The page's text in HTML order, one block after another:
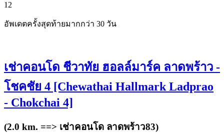
12
อัพเดตครั้งสุดท้ายมากกว่า 30 วัน
เช่าคอนโด ชีวาทัย ฮอลล์มาร์ค ลาดพร้าว -
โชคชัย 4 [Chewathai Hallmark Ladprao
- Chokchai 4]
(2.0 km. ==> เช่าคอนโด ลาดพร้าว83)